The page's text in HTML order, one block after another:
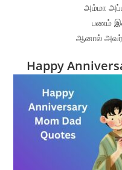
அம்மா
பணம்
ஆனால்
Happy